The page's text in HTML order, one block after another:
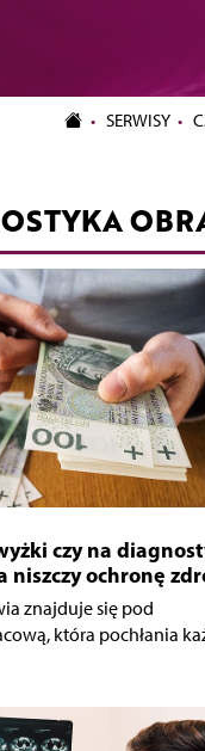
SERWISY
czy na
niszczy ochronę
znajduje się pod
która pochłania